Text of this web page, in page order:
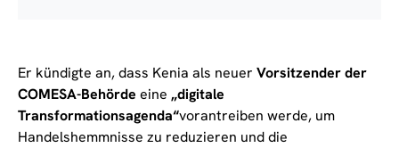
Er kündigte an, dass Kenia als neuer Vorsitzender der
COMESA-Behörde eine „digitale
Transformationsagenda“vorantreiben werde, um
Handelshemmnisse zu reduzieren und die